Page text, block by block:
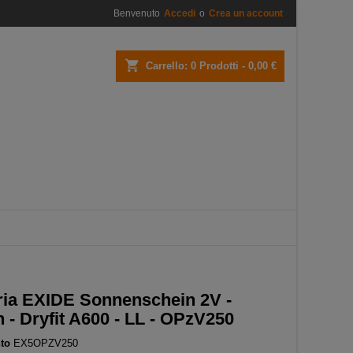
Benvenuto Accedi o Crea un account
shopping_cart Carrello: 0 Prodotti - 0,00 €
EXIDE Sonnenschein 2V -
- Dryfit A600 - LL - OPzV250
EX5OPZV250